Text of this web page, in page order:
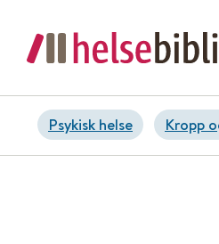
Psykisk helse Kropp